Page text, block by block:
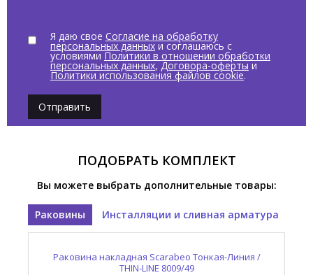
Я даю свое Согласие на обработку
персональных данныхи соглашаюсь с
условиями Политики в отношении обработки
персональных данных, Договора-оферты и
Политики использования файлов cookie.
Отправить
ПОДОБРАТЬ КОМПЛЕКТ
Вы можете выбрать дополнительные товары:
Раковины Инсталляции и сливная арматура
Раковина накладная Scarabeo Тонкая-Линия /
THIN-LINE 8009/49
Слив автоматический Scarabeo Луна / MOON
10010/C/CR/49